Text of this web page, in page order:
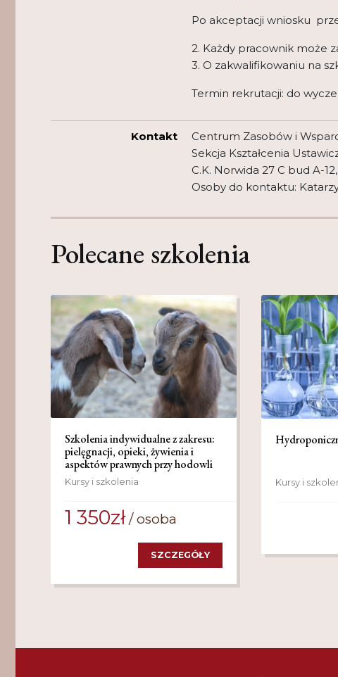
Po akceptacji wniosku
2. Każdy pracownik może
3. O zakwalifikowaniu na
Termin rekrutacji: do
Kontakt
Centrum Zasobów i
Sekcja Kształcenia
C.K. Norwida 27 C bud A-
Osoby do kontaktu:
Szkolenia indywidualne z zakresu:
pielęgnacji, opieki, żywienia i
aspektów prawnych przy hodowli
owiec i kóz
Kursy i szkolenia
1 350zł
SZCZEGÓŁY
Kursy i